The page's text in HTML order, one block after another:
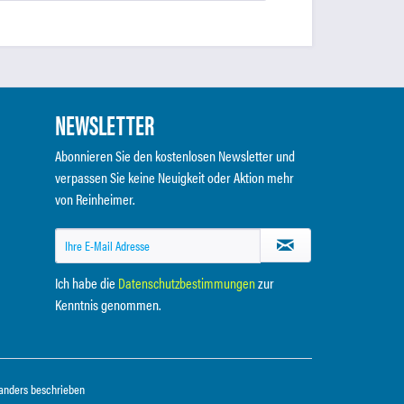
NEWSLETTER
Abonnieren Sie den kostenlosen Newsletter und
verpassen Sie keine Neuigkeit oder Aktion mehr
von Reinheimer.
Ich habe die Datenschutzbestimmungenzur
Kenntnis genommen.
beschrieben